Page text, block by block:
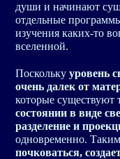
души и начинают
отдельные
изучения каких-то
вселенной.
Поскольку уровень
очень далек от
которые существуют
состоянии в виде
разделение и
одновременно.
почковаться,